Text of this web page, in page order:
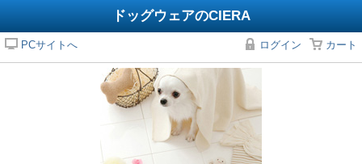
ドッグウェアのCIERA
PCサイトへ ログイン カート